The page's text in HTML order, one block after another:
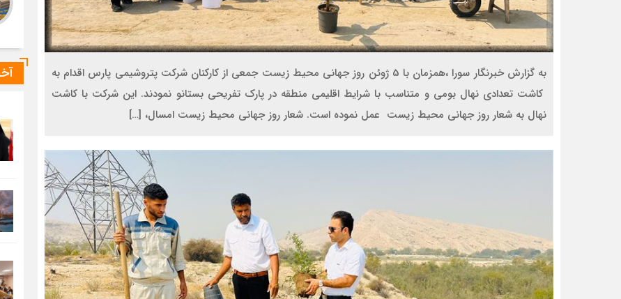
به گزارش خبرنگار سورا ،همزمان با 5 ژوئن روز جهانی محیط زیست جمعی از کارکنان شرکت پتروشیمی پارس اقدام به
کاشت تعدادی نهال بومی و متناسب با شرایط اقلیمی منطقه در پارک تفریحی بستانو نمودند. این شرکت با کاشت
نهال به شعار روز جهانی محیط زیست عمل نموده است. شعار روز جهانی محیط زیست امسال، […]